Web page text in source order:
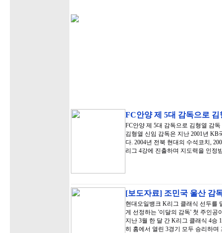
FC안양 제 5대 감독으로
FC안양 제 5대 감독으로 김형열 감
김형열 신임 감독은 지난 2001년
다. 2004년 전북 현대의 수석코치,
리그 4강에 진출하며 지도력을 인정
[보도자료] 조민국 울산 감
현대오일뱅크 K리그 클래식 선두를
게 선정하는 '이달의 감독' 첫 주인공
지난 3월 한 달 간 K리그 클래식 4승
히 홈에서 열린 3경기 모두 승리하